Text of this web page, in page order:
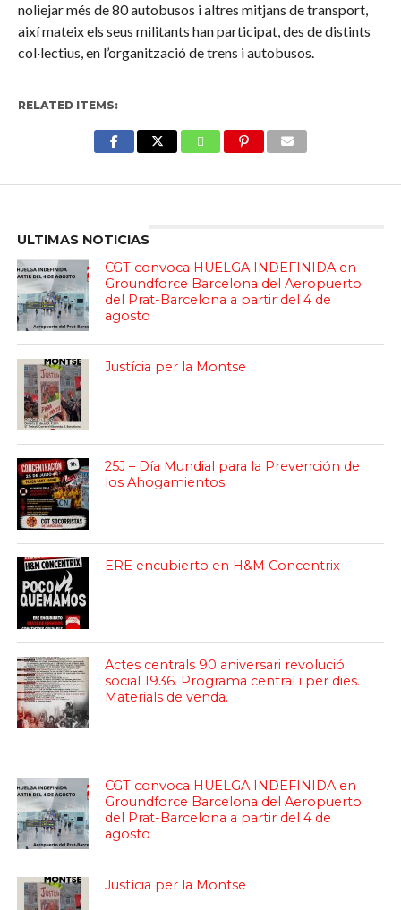
noliejar més de 80 autobusos i altres mitjans de transport,
així mateix els seus militants han participat, des de distints
col·lectius, en l’organització de trens i autobusos.
RELATED ITEMS:
ULTIMAS NOTICIAS
CGT convoca HUELGA INDEFINIDA en
Groundforce Barcelona del Aeropuerto
del Prat-Barcelona a partir del 4 de
agosto
Justícia per la Montse
25J – Día Mundial para la Prevención de
los Ahogamientos
ERE encubierto en H&M Concentrix
Actes centrals 90 aniversari revolució
social 1936. Programa central i per dies.
Materials de venda.
CGT convoca HUELGA INDEFINIDA en
Groundforce Barcelona del Aeropuerto
del Prat-Barcelona a partir del 4 de
agosto
Justícia per la Montse